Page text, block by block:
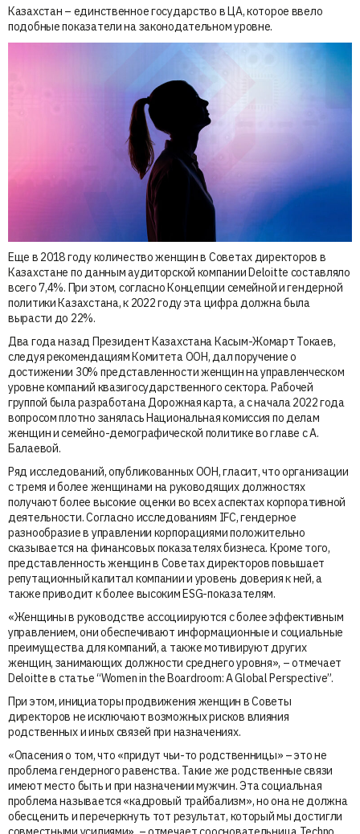
Казахстан – единственное государство в ЦА, которое ввело
подобные показатели на законодательном уровне.
Еще в 2018 году количество женщин в Советах директоров в
Казахстане по данным аудиторской компании Deloitte составляло
всего 7,4%. При этом, согласно Концепции семейной и гендерной
политики Казахстана, к 2022 году эта цифра должна была
вырасти до 22%.
Два года назад Президент Казахстана Касым-Жомарт Токаев,
следуя рекомендациям Комитета ООН, дал поручение о
достижении 30% представленности женщин на управленческом
уровне компаний квазигосударственного сектора. Рабочей
группой была разработана Дорожная карта, а с начала 2022 года
вопросом плотно занялась Национальная комиссия по делам
женщин и семейно-демографической политике во главе с А.
Балаевой.
Ряд исследований, опубликованных ООН, гласит, что организации
с тремя и более женщинами на руководящих должностях
получают более высокие оценки во всех аспектах корпоративной
деятельности. Согласно исследованиям IFC, гендерное
разнообразие в управлении корпорациями положительно
сказывается на финансовых показателях бизнеса. Кроме того,
представленность женщин в Советах директоров повышает
репутационный капитал компании и уровень доверия к ней, а
также приводит к более высоким ESG-показателям.
«Женщины в руководстве ассоциируются с более эффективным
управлением, они обеспечивают информационные и социальные
преимущества для компаний, а также мотивируют других
женщин, занимающих должности среднего уровня», – отмечает
Deloitte в статье “Women in the Boardroom: A Global Perspective”.
При этом, инициаторы продвижения женщин в Советы
директоров не исключают возможных рисков влияния
родственных и иных связей при назначениях.
«Опасения о том, что «придут чьи-то родственницы» – это не
проблема гендерного равенства. Такие же родственные связи
имеют место быть и при назначении мужчин. Эта социальная
проблема называется «кадровый трайбализм», но она не должна
обесценить и перечеркнуть тот результат, который мы достигли